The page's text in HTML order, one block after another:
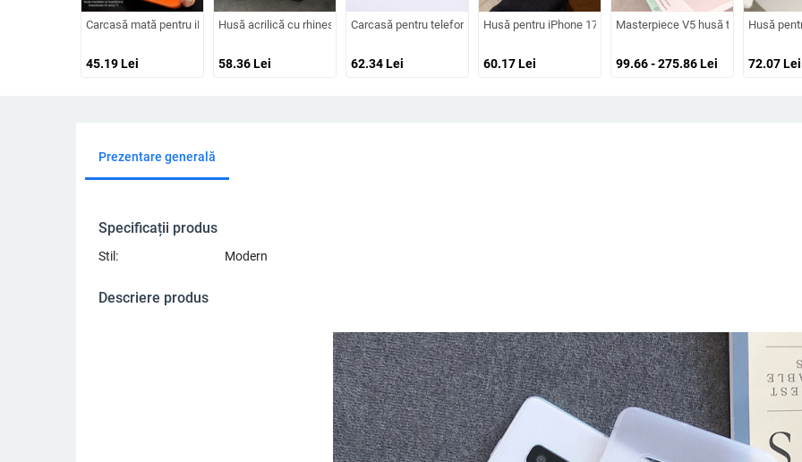
Carcasă mată pentru iPhone 15–17, rezistență la șocuri, protecție pentru obiectiv, prindere magnetică, în diverse culori
45.19Lei
Husă acrilică cu rhinestones pentru iPhone 17 Pro Max, acoperire completă cu diamante și protecție la margini
58.36Lei
Carcasă pentru telefon din silicon, cu model gravat în relief, portabilă, anti-cadere, pentru
62.34Lei
Husă pentru iPhone 17 Pro Max cu film magnetic pentru
60.17Lei
Masterpiece V5 husă transparentă
99.66 - 275.86Lei
Husă
72.07Lei
Prezentare generală
Specificații produs
Stil: Modern
Descriere produs